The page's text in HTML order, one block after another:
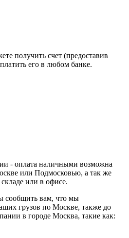
получить счет (предоставив
его в любом банке.
- оплата наличными возможна
или Подмосковью, а так же
или в офисе.
сообщить вам, что мы
грузов по Москве, также до
в городе Москва, такие как: